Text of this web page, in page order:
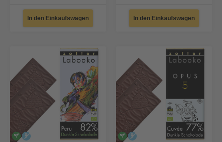
In den Einkaufswagen In den Einkaufswagen
veganalkoholfrei veganalkoholfrei